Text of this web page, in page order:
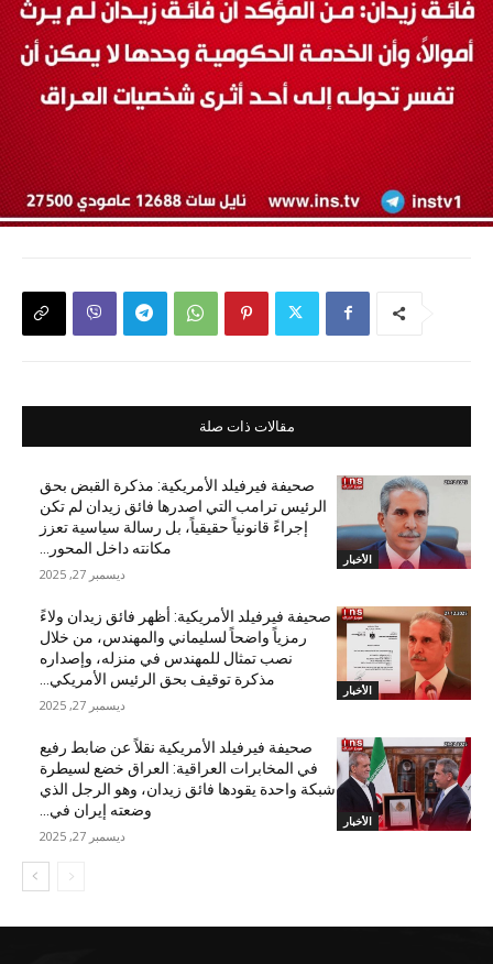
مقالات ذات صلة
الأخبار
صحيفة فيرفيلد الأمريكية: مذكرة القبض بحق
الرئيس ترامب التي اصدرها فائق زيدان لم تكن
إجراءً قانونياً حقيقياً، بل رسالة سياسية تعزز
مكانته داخل المحور...
ديسمبر 27, 2025
الأخبار
صحيفة فيرفيلد الأمريكية: أظهر فائق زيدان ولاءً
رمزياً واضحاً لسليماني والمهندس، من خلال
نصب تمثال للمهندس في منزله، وإصداره
مذكرة توقيف بحق الرئيس الأمريكي...
ديسمبر 27, 2025
الأخبار
صحيفة فيرفيلد الأمريكية نقلاً عن ضابط رفيع
في المخابرات العراقية: العراق خضع لسيطرة
شبكة واحدة يقودها فائق زيدان، وهو الرجل الذي
وضعته إيران في...
ديسمبر 27, 2025